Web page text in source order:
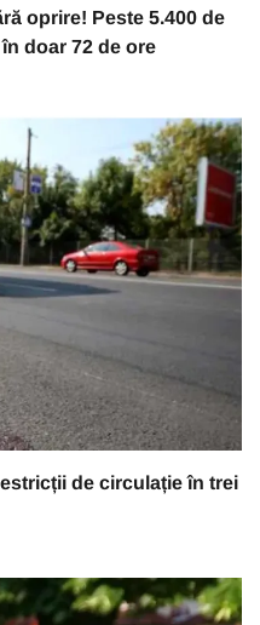
oprire! Peste 5.400 de
doar 72 de ore
de circulație în trei